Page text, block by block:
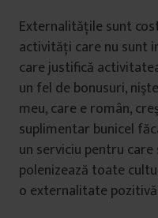
Externalităţile sunt
activităţi care nu sunt
care justifică
un fel de bonusuri,
meu, care e român,
suplimentar bunicel
un serviciu pentru
polenizează toate
o externalitate